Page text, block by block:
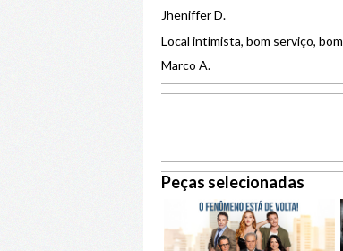
Jheniffer D.
Local intimista, bom serviço,
Marco A.
Peças selecionadas